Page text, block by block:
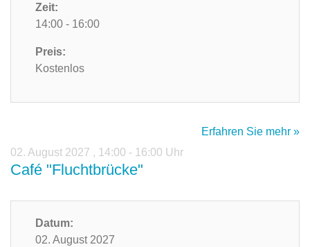
Zeit:
14:00 - 16:00
Preis:
Kostenlos
Erfahren Sie mehr »
02. August 2027 , 14:00 - 16:00 Uhr
Café "Fluchtbrücke"
Datum:
02. August 2027